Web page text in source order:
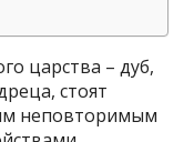
царства – дуб,
стоят
неповторимым